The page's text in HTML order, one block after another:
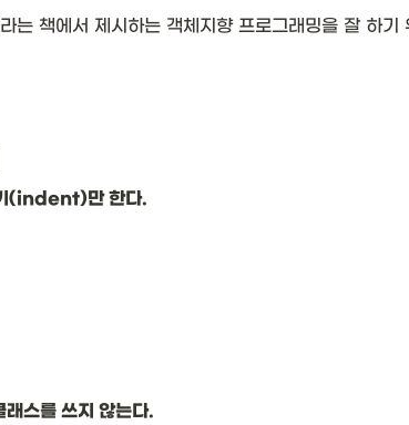
는 책에서 제시하는 객체지향 프로그래밍을 잘 하기
기(indent)만 한다.
스를 쓰지 않는다.